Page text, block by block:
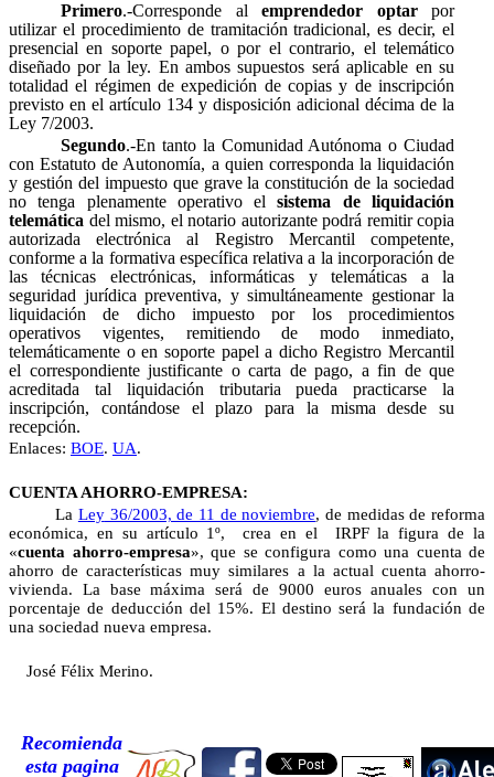
Primero.-Corresponde alemprendedor optarpor
utilizar el procedimiento de tramitación tradicional, es decir, el
presencial en soporte papel, o por el contrario, el telemático
diseñado por la ley. En ambos supuestos será aplicable en su
totalidad el régimen de expedición de copias y de inscripción
previsto en el artículo 134 y disposición adicional décima de la
Ley 7/2003.
Segundo.-En tanto la Comunidad Autónoma o Ciudad
con Estatuto de Autonomía, a quien corresponda la liquidación
y gestión del impuesto que grave la constitución de la sociedad
no tenga plenamente operativo elsistema de liquidación
telemática del mismo, el notario autorizante podrá remitir copia
autorizada electrónica al Registro Mercantil competente,
conforme a la formativa específica relativa a la incorporación de
las técnicas electrónicas, informáticas y telemáticas a la
seguridad jurídica preventiva, y simultáneamente gestionar la
liquidación de dicho impuesto por los procedimientos
operativos vigentes, remitiendo de modo inmediato,
telemáticamente o en soporte papel a dicho Registro Mercantil
el correspondiente justificante o carta de pago, a fin de que
acreditada tal liquidación tributaria pueda practicarse la
inscripción, contándose el plazo para la misma desde su
recepción.
Enlaces: BOE. UA.
CUENTA AHORRO-EMPRESA:
La Ley36/2003, de 11 de noviembre, de medidas de reforma
económica, en su artículo 1º, crea en el IRPF la figura de la
«cuenta ahorro-empresa», que se configura como una cuenta de
ahorro de características muy similares a la actual cuenta ahorro-
vivienda. La base máxima será de 9000 euros anuales con un
porcentaje de deducción del 15%. El destino será la fundación de
una sociedad nueva empresa.
José Félix Merino.
Recomienda
esta pagina